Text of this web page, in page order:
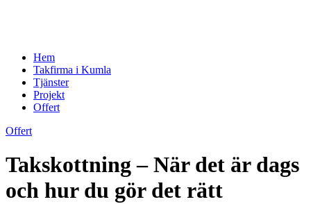
Hem
Takfirma i Kumla
Tjänster
Projekt
Offert
Offert
Takskottning – När det är dags
och hur du gör det rätt